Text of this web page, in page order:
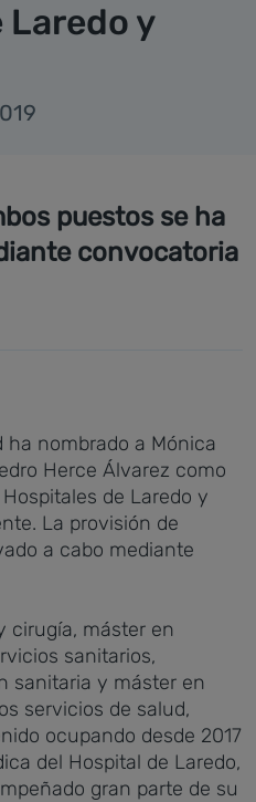
Laredo y
puestos se ha
convocatoria
ha nombrado a Mónica
Herce Álvarez como
de Laredo y
La provisión de
a cabo mediante
cirugía, máster en
sanitarios,
sanitaria y máster en
servicios de salud,
ocupando desde 2017
del Hospital de Laredo,
gran parte de su